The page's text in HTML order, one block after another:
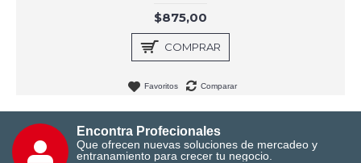
$875,00
COMPRAR
Favoritos Comparar
Encontra Profecionales
Que ofrecen nuevas soluciones de mercadeo y
entranamiento para crecer tu negocio.